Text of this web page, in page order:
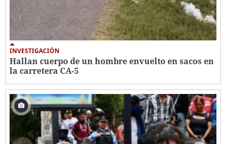
INVESTIGACIÓN
Hallan cuerpo de un hombre envuelto en sacos en
la carretera CA-5